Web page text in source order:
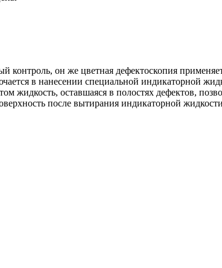
он же цветная дефектоскопия
в нанесении специальной индикаторной
жидкость, оставшаяся в полостях дефектов,
после вытирания индикаторной